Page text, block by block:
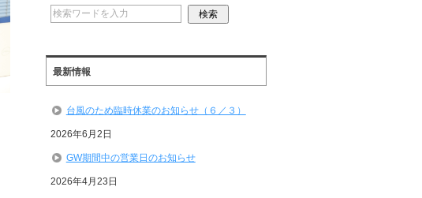
最新情報
台風のため臨時休業のお知らせ（６／３）
2026年6月2日
GW期間中の営業日のお知らせ
2026年4月23日